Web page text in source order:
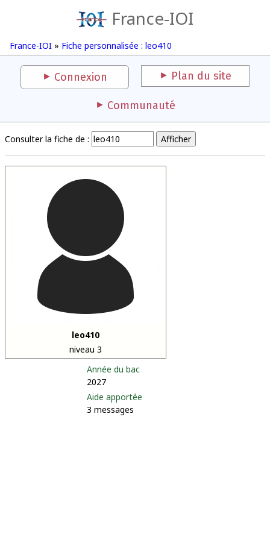
France-IOI
France-IOI » Fiche personnalisée : leo410
Connexion Plan du site
Communauté
Consulter la fiche de :
leo410
niveau 3
Année du bac
2027
Aide apportée
3 messages